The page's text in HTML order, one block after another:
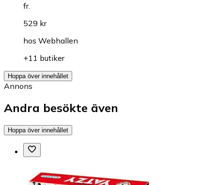
fr.
529 kr
hos Webhallen
+11 butiker
Hoppa över innehållet
Annons
Andra besökte även
Hoppa över innehållet